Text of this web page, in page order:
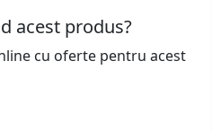
acest produs?
cu oferte pentru acest